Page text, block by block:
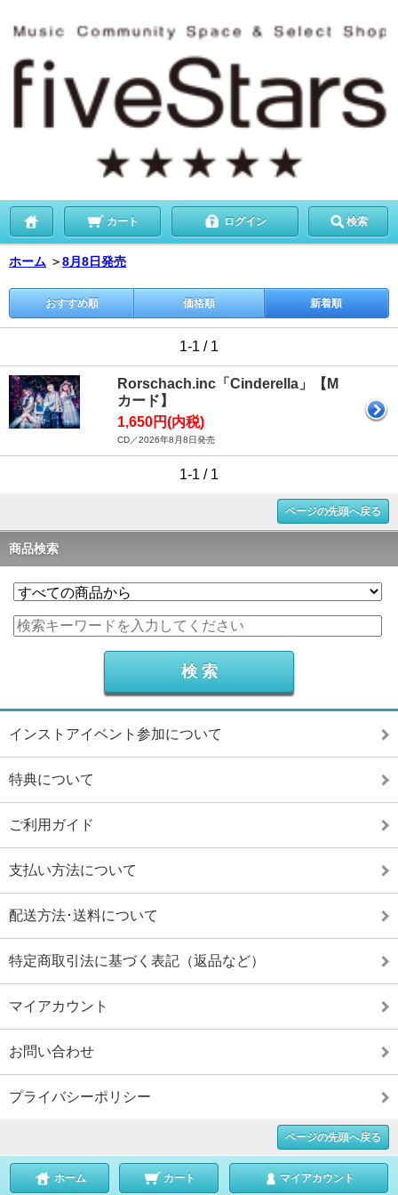
カート ログイン 検索
ホーム ＞8月8日発売
おすすめ順 価格順 新着順
1-1 / 1
Rorschach.inc「Cinderella」【M
カード】
1,650円(内税)
CD／2026年8月8日発売
1-1 / 1
ページの先頭へ戻る
商品検索
インストアイベント参加について
特典について
ご利用ガイド
支払い方法について
配送方法･送料について
特定商取引法に基づく表記（返品など）
マイアカウント
お問い合わせ
プライバシーポリシー
ページの先頭へ戻る
ホーム カート マイアカウント